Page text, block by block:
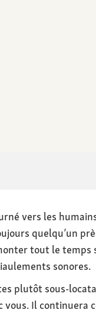
vers les
quelqu’un
tout le
sonores.
plutôt sous-
vous. Il continuera